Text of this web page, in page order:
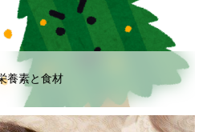
養素と食材